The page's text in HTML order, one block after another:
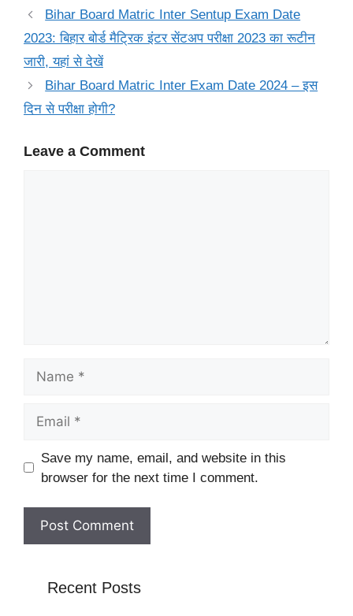
Bihar Board Matric Inter Sentup Exam Date
2023: बिहार बोर्ड मैट्रिक इंटर सेंटअप परीक्षा 2023 का रूटीन
जारी, यहां से देखें
Bihar Board Matric Inter Exam Date 2024 – इस
दिन से परीक्षा होगी?
Leave a Comment
Website
Save my name, email, and website in this
browser for the next time I comment.
Recent Posts